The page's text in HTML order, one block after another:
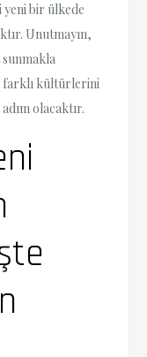
yeni bir ülkede
Unutmayın,
sunmakla
farklı kültürlerini
olacaktır.